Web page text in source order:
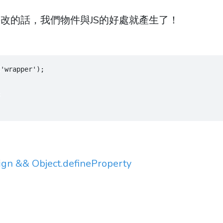
的話，我們物件與JS的好處就產生了！
&& Object.defineProperty